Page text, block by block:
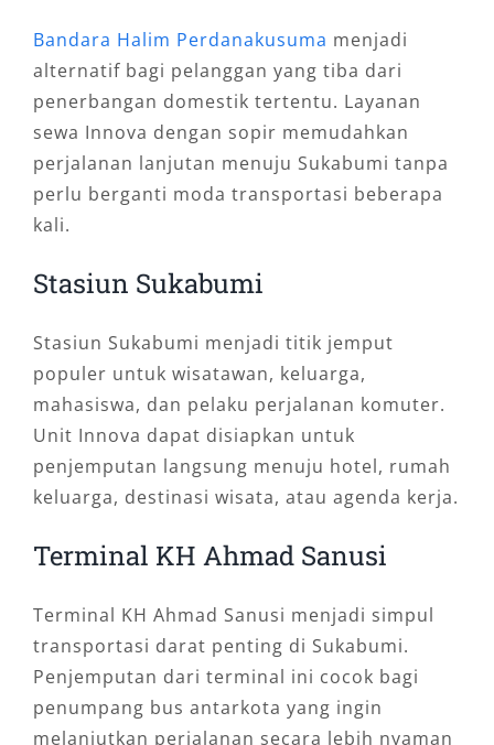
Bandara Halim Perdanakusuma menjadi
alternatif bagi pelanggan yang tiba dari
penerbangan domestik tertentu. Layanan
sewa Innova dengan sopir memudahkan
perjalanan lanjutan menuju Sukabumi tanpa
perlu berganti moda transportasi beberapa
kali.
Stasiun Sukabumi
Stasiun Sukabumi menjadi titik jemput
populer untuk wisatawan, keluarga,
mahasiswa, dan pelaku perjalanan komuter.
Unit Innova dapat disiapkan untuk
penjemputan langsung menuju hotel, rumah
keluarga, destinasi wisata, atau agenda kerja.
Terminal KH Ahmad Sanusi
Terminal KH Ahmad Sanusi menjadi simpul
transportasi darat penting di Sukabumi.
Penjemputan dari terminal ini cocok bagi
penumpang bus antarkota yang ingin
melanjutkan perjalanan secara lebih nyaman